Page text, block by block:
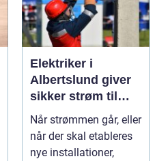
Elektriker i
Albertslund giver
sikker strøm til
danske boliger
Når strømmen går, eller
når der skal etableres
nye installationer,